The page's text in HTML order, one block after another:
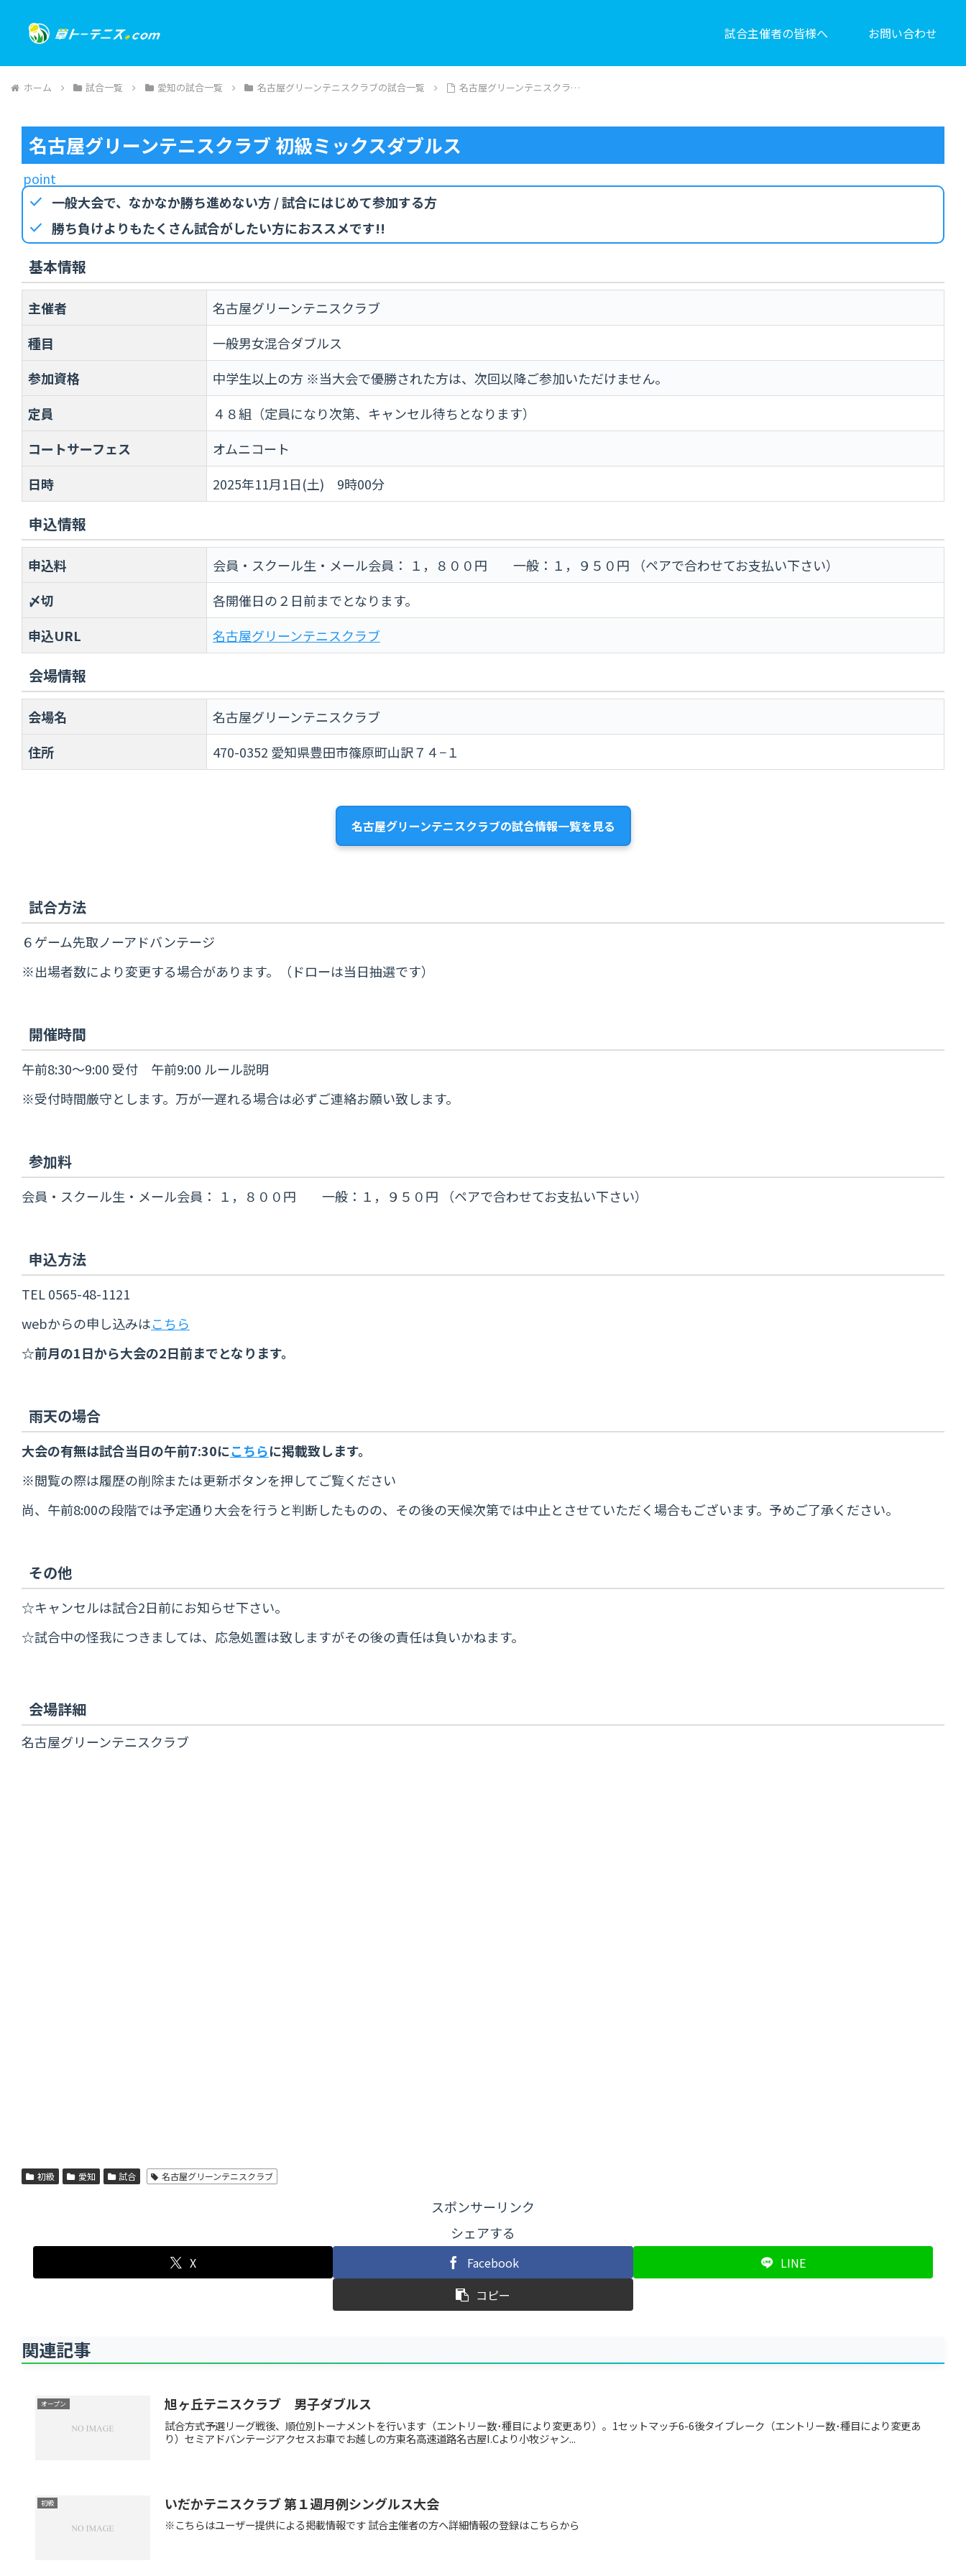
試合主催者の皆様へ お問い合わせ
ホーム 試合一覧 愛知の試合一覧 名古屋グリーンテニスクラブの試合一覧 名古屋グリーンテニスクラ…
名古屋グリーンテニスクラブ 初級ミックスダブルス
point
check 一般大会で、なかなか勝ち進めない方 / 試合にはじめて参加する方
check 勝ち負けよりもたくさん試合がしたい方におススメです!!
基本情報
主催者
名古屋グリーンテニスクラブ
種目
一般男女混合ダブルス
参加資格
中学生以上の方 ※当大会で優勝された方は、次回以降ご参加いただけません。
定員
４８組（定員になり次第、キャンセル待ちとなります）
コートサーフェス
オムニコート
日時
2025年11月1日(土) 9時00分
申込情報
申込料
会員・スクール生・メール会員： １，８００円 一般：１，９５０円 （ペアで合わせてお支払い下さい）
〆切
各開催日の２日前までとなります。
申込URL
名古屋グリーンテニスクラブ
会場情報
会場名
名古屋グリーンテニスクラブ
住所
470-0352 愛知県豊田市篠原町山訳７４−１
名古屋グリーンテニスクラブの試合情報一覧を見る
試合方法
６ゲーム先取ノーアドバンテージ
※出場者数により変更する場合があります。（ドローは当日抽選です）
開催時間
午前8:30～9:00 受付 午前9:00 ルール説明
※受付時間厳守とします。万が一遅れる場合は必ずご連絡お願い致します。
参加料
会員・スクール生・メール会員： １，８００円 一般：１，９５０円 （ペアで合わせてお支払い下さい）
申込方法
TEL 0565-48-1121
webからの申し込みはこちら
☆前月の1日から大会の2日前までとなります。
雨天の場合
大会の有無は試合当日の午前7:30にこちらに掲載致します。
※閲覧の際は履歴の削除または更新ボタンを押してご覧ください
尚、午前8:00の段階では予定通り大会を行うと判断したものの、その後の天候次第では中止とさせていただく場合もございます。予めご了承ください。
その他
☆キャンセルは試合2日前にお知らせ下さい。
☆試合中の怪我につきましては、応急処置は致しますがその後の責任は負いかねます。
会場詳細
名古屋グリーンテニスクラブ
初級 愛知 試合 名古屋グリーンテニスクラブ
スポンサーリンク
シェアする
X Facebook
LINE
コピー
関連記事
オープン 旭ヶ丘テニスクラブ 男子ダブルス
試合方式予選リーグ戦後、順位別トーナメントを行います（エントリー数･種目により変更あり）。1セットマッチ6-6後タイブレーク（エントリー数･種目により変更あ
り）セミアドバンテージアクセスお車でお越しの方東名高速道路名古屋I.Cより小牧ジャン...
初級 いだかテニスクラブ 第１週月例シングルス大会
※こちらはユーザー提供による掲載情報です 試合主催者の方へ詳細情報の登録はこちらから